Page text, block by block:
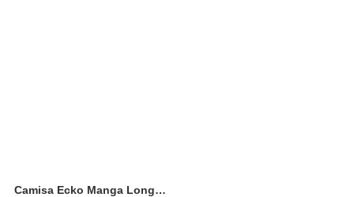
Camisa Ecko Manga Longa Preta